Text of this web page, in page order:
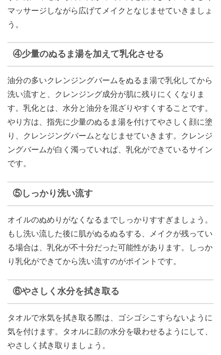
マッサージしながら広げてメイクとなじませていきましょ
う。
④少量のぬるま湯を加えて乳化させる
油分の多いクレンジングバームをぬるま湯で乳化してから
洗い流すと、クレンジング成分が肌に残りにくくなりま
す。乳化とは、水分と油分を混ざりやすくすることです。
やり方は、指先に少量のぬるま湯を付けてやさしく顔に塗
り、クレンジングバームとなじませていきます。クレンジ
ングバームが白く濁っていれば、乳化ができているサイン
です。
⑤しっかり洗い流す
オイルのぬめりがなくなるまでしっかりすすぎましょう。
もし洗い流した後に肌がぬるぬるする、メイクが残ってい
る場合は、乳化が不十分だった可能性があります。しっか
り乳化ができてから洗い流すのがポイントです。
⑥やさしく水分を拭き取る
タオルで水気を拭き取る際は、ゴシゴシこすらないように
気を付けます。タオルに顔の水分を吸わせるようにして、
やさしく拭き取りましょう。